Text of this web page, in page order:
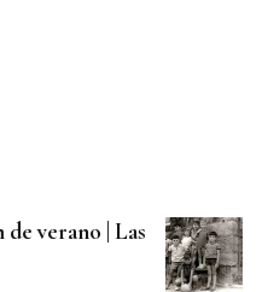
verano | Las